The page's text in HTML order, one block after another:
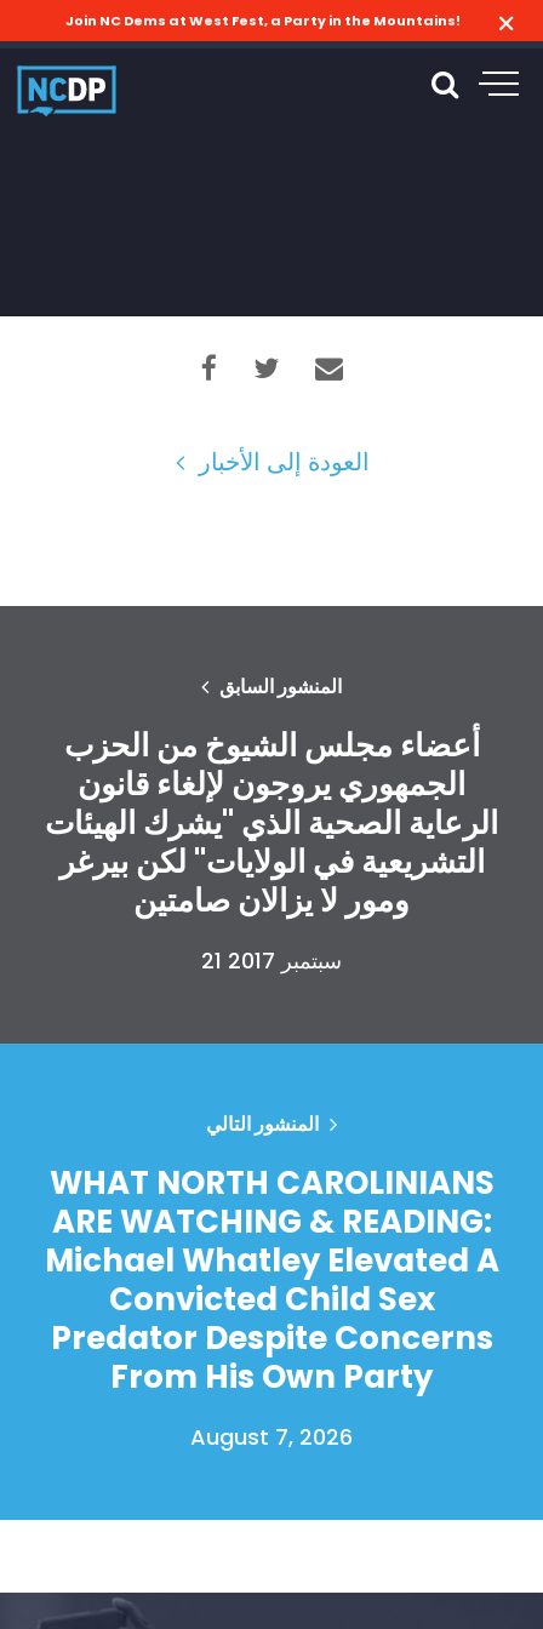
Shop
Join NC Dems at West Fest, a Party in the Mountains!
العودة إلى الأخبار
المنشور السابق
أعضاء مجلس الشيوخ من الحزب
الجمهوري يروجون لإلغاء قانون
الرعاية الصحية الذي "يشرك الهيئات
التشريعية في الولايات" لكن بيرغر
ومور لا يزالان صامتين
21 سبتمبر 2017
المنشور التالي
WHAT NORTH CAROLINIANS
ARE WATCHING & READING:
Michael Whatley Elevated A
Convicted Child Sex
Predator Despite Concerns
From His Own Party
August 7, 2026